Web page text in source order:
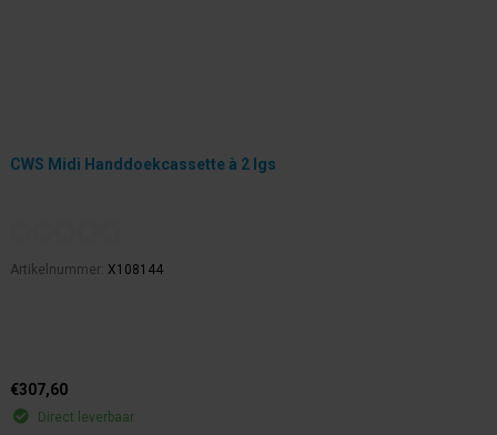
CWS Midi Handdoekcassette à 2 lgs
Artikelnummer: X108144
€307,60
Direct leverbaar